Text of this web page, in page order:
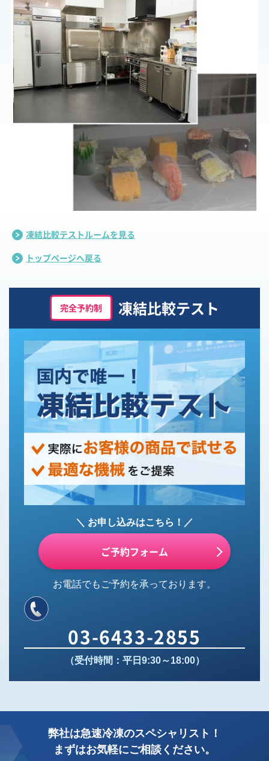
凍結比較テストルームを見る
トップページへ戻る
完全予約制 凍結比較テスト
＼ お申し込みはこちら！／
ご予約フォーム
お電話でもご予約を承っております。
03-6433-2855
（受付時間：平日9:30～18:00）
弊社は急速冷凍のスペシャリスト！
まずはお気軽にご相談ください。